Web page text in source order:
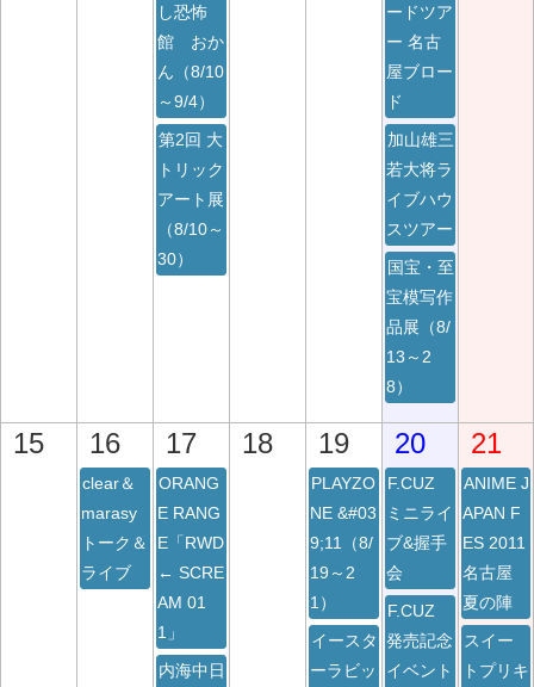
ANIME J
APAN F
ES 2011
名古屋
夏の陣
スイー
トプリキ
F.CUZ
ミニライ
ブ&握手
会
F.CUZ
発売記念
イベント
イースタ
ーラビッ
PLAYZO
NE &#03
9;11（8/
19～2
1）
ORANG
E RANG
E「RWD
← SCRE
AM 01
1」
内海中日
clear＆
marasy
トーク＆
ライブ
国宝・至
宝模写作
品展（8/
13～2
8）
加山雄三
若大将ラ
イブハウ
スツアー
ードツア
ー 名古
屋ブロー
ド
第2回 大
トリック
アート展
（8/10～
30）
し恐怖
館 おか
ん（8/10
～9/4）
15 16 17 18 19 20 21